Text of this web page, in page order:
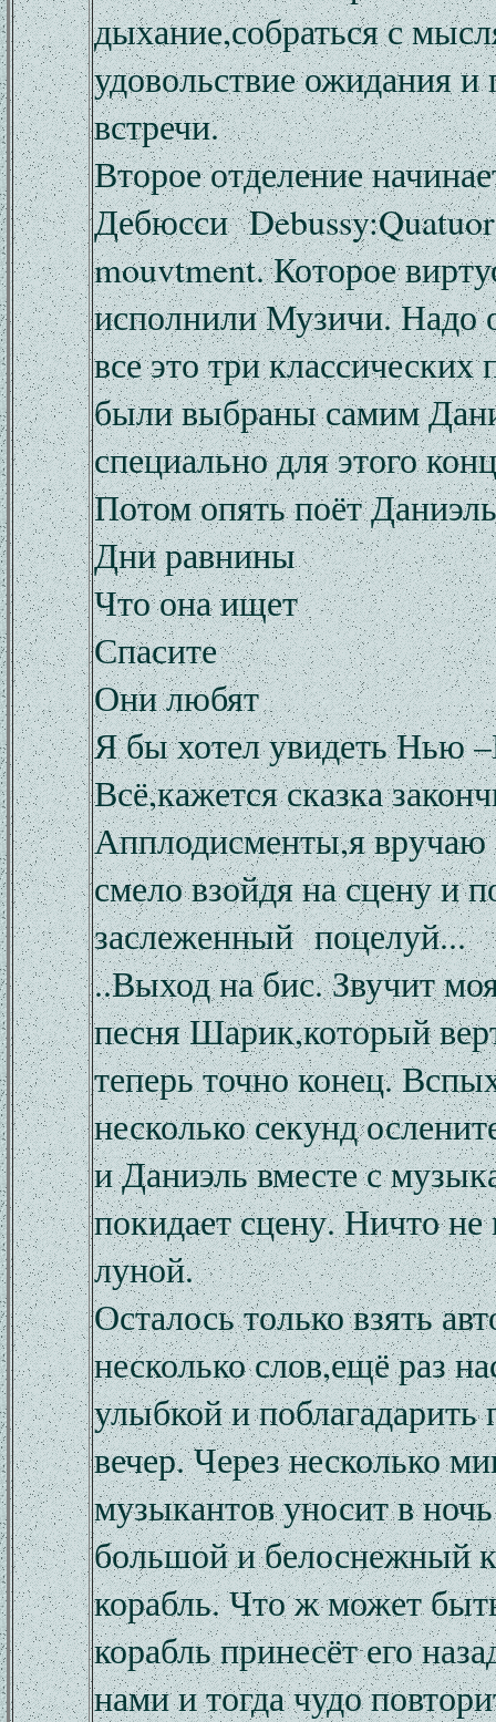
дыхание,собраться с
удовольствие ожидания
встречи.
Второе отделение
Дебюсси
mouvtment. Которое
исполнили Музичи. Надо
все это три классических
были выбраны самим
специально для этого
Потом опять поёт Даниэль
Дни равнины
Что она ищет
Спасите
Они любят
Я бы хотел увидеть Нью
Всё,кажется сказка
Апплодисменты,я вручаю
смело взойдя на сцену и
заслеженный поцелуй...
..Выход на бис. Звучит
песня Шарик,который
теперь точно конец.
несколько секунд
и Даниэль вместе с
покидает сцену. Ничто не
луной.
Осталось только взять
несколько слов,ещё раз
улыбкой и поблагадарить
вечер. Через несколько
музыкантов уносит в
большой и белоснежный
корабль. Что ж может
корабль принесёт его
нами и тогда чудо